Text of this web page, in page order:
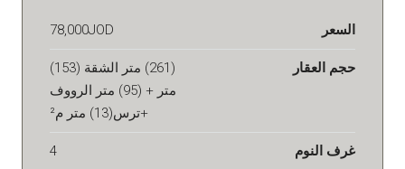
السعر 78,000JOD
حجم العقار
(261) متر الشقة (153)
متر + (95) متر الرووف
+ترس(13) متر م²
غرف النوم 4